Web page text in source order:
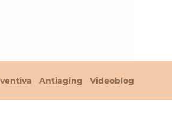
Antiaging Videoblog